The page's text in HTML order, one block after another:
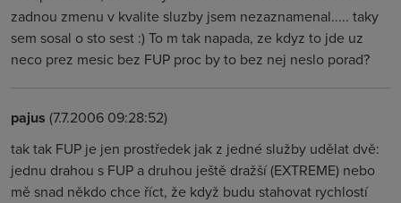
zadnou zmenu v kvalite sluzby jsem nezaznamenal..... taky
sem sosal o sto sest :) To m tak napada, ze kdyz to jde uz
neco prez mesic bez FUP proc by to bez nej neslo porad?
pajus (7.7.2006 09:28:52)
tak tak FUP je jen prostředek jak z jedné služby udělat dvě:
jednu drahou s FUP a druhou ještě dražší (EXTREME) nebo
mě snad někdo chce říct, že když budu stahovat rychlostí